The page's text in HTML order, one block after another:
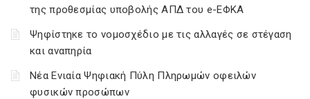
της προθεσμίας υποβολής ΑΠΔ του e-ΕΦΚΑ
Ψηφίστηκε το νομοσχέδιο με τις αλλαγές σε στέγαση
και αναπηρία
Νέα Ενιαία Ψηφιακή Πύλη Πληρωμών οφειλών
φυσικών προσώπων